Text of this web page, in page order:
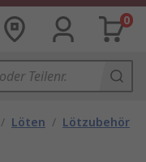
0
/ Löten / Lötzubehör